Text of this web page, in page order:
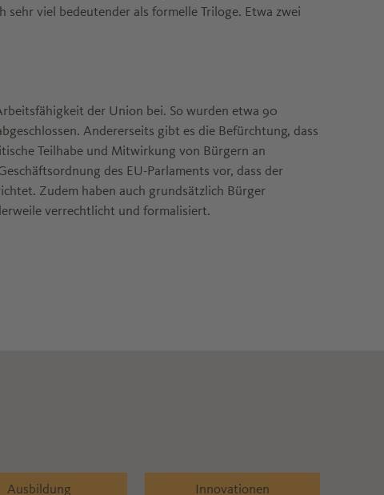
viel bedeutender als formelle Triloge. Etwa zwei
der Union bei. So wurden etwa 90
Andererseits gibt es die Befürchtung, dass
Teilhabe und Mitwirkung von Bürgern an
des EU-Parlaments vor, dass der
Zudem haben auch grundsätzlich Bürger
verrechtlicht und formalisiert.
Ausbildung Innovationen